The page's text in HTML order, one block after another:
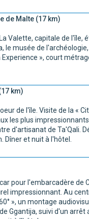
de Malte (17 km)
Valette, capitale de
le musée de
», court
km)
de l'île. Visite de la «
les plus
d'artisanat de Ta'Qali.
Dîner et nuit à l'hôtel.
pour l'embarcadère de
impressionnant. Au
», un montage
Ggantija, suivi d'un arrêt